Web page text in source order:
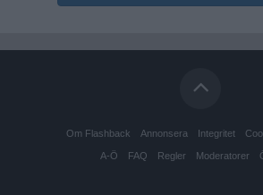
Om Flashback Annonsera Integritet
A-Ö FAQ Regler Moderatorer